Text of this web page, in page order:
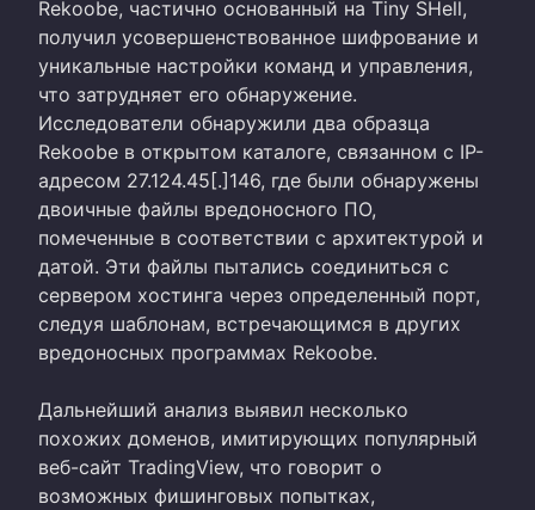
Rekoobe, частично основанный на Tiny SHell,
получил усовершенствованное шифрование и
уникальные настройки команд и управления,
что затрудняет его обнаружение.
Исследователи обнаружили два образца
Rekoobe в открытом каталоге, связанном с IP-
адресом 27.124.45[.]146, где были обнаружены
двоичные файлы вредоносного ПО,
помеченные в соответствии с архитектурой и
датой. Эти файлы пытались соединиться с
сервером хостинга через определенный порт,
следуя шаблонам, встречающимся в других
вредоносных программах Rekoobe.
Дальнейший анализ выявил несколько
похожих доменов, имитирующих популярный
веб-сайт TradingView, что говорит о
возможных фишинговых попытках,